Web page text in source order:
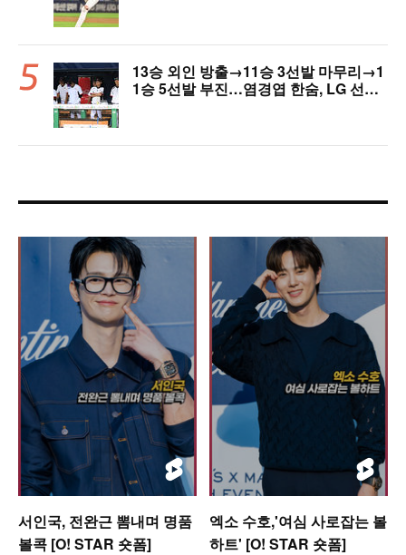
13승 외인 방출→11승 3선발 마무리→1
1승 5선발 부진…염경엽 한숨, LG 선발
서인국, 전완근 뽐내며 명품
볼콕 [O! STAR 숏폼]
엑소 수호,'여심 사로잡는 볼
하트' [O! STAR 숏폼]